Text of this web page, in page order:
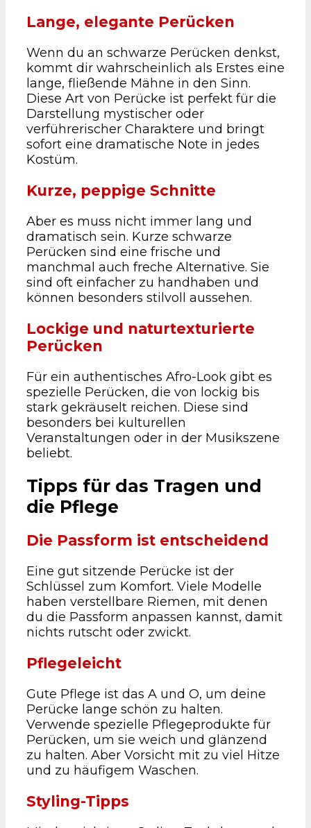
Lange, elegante Perücken
Wenn du an schwarze Perücken denkst,
kommt dir wahrscheinlich als Erstes eine
lange, fließende Mähne in den Sinn.
Diese Art von Perücke ist perfekt für die
Darstellung mystischer oder
verführerischer Charaktere und bringt
sofort eine dramatische Note in jedes
Kostüm.
Kurze, peppige Schnitte
Aber es muss nicht immer lang und
dramatisch sein. Kurze schwarze
Perücken sind eine frische und
manchmal auch freche Alternative. Sie
sind oft einfacher zu handhaben und
können besonders stilvoll aussehen.
Lockige und naturtexturierte
Perücken
Für ein authentisches Afro-Look gibt es
spezielle Perücken, die von lockig bis
stark gekräuselt reichen. Diese sind
besonders bei kulturellen
Veranstaltungen oder in der Musikszene
beliebt.
Tipps für das Tragen und
die Pflege
Die Passform ist entscheidend
Eine gut sitzende Perücke ist der
Schlüssel zum Komfort. Viele Modelle
haben verstellbare Riemen, mit denen
du die Passform anpassen kannst, damit
nichts rutscht oder zwickt.
Pflegeleicht
Gute Pflege ist das A und O, um deine
Perücke lange schön zu halten.
Verwende spezielle Pflegeprodukte für
Perücken, um sie weich und glänzend
zu halten. Aber Vorsicht mit zu viel Hitze
und zu häufigem Waschen.
Styling-Tipps